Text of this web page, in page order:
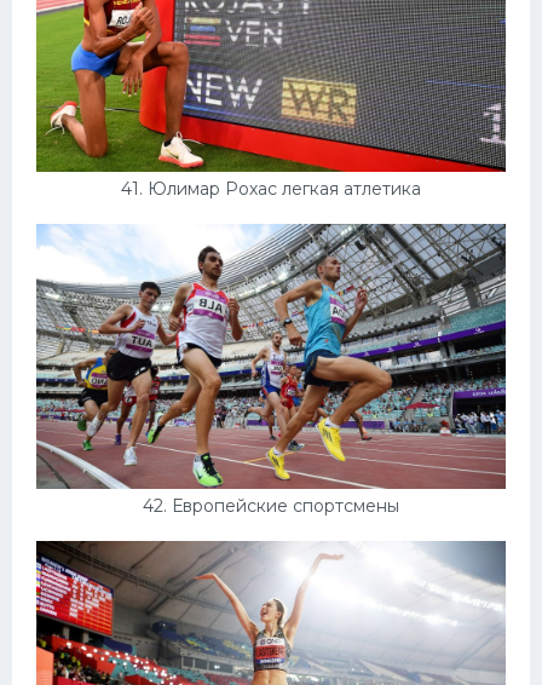
41. Юлимар Рохас легкая атлетика
42. Европейские спортсмены